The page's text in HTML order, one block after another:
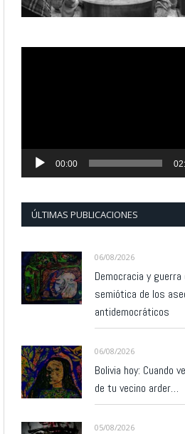
00:00
ÚLTIMAS PUBLICACIONES
06/08/2026
Democracia y
semiótica de los
antidemocráticos
06/08/2026
Bolivia hoy: Cuando
de tu vecino arder…
05/08/2026